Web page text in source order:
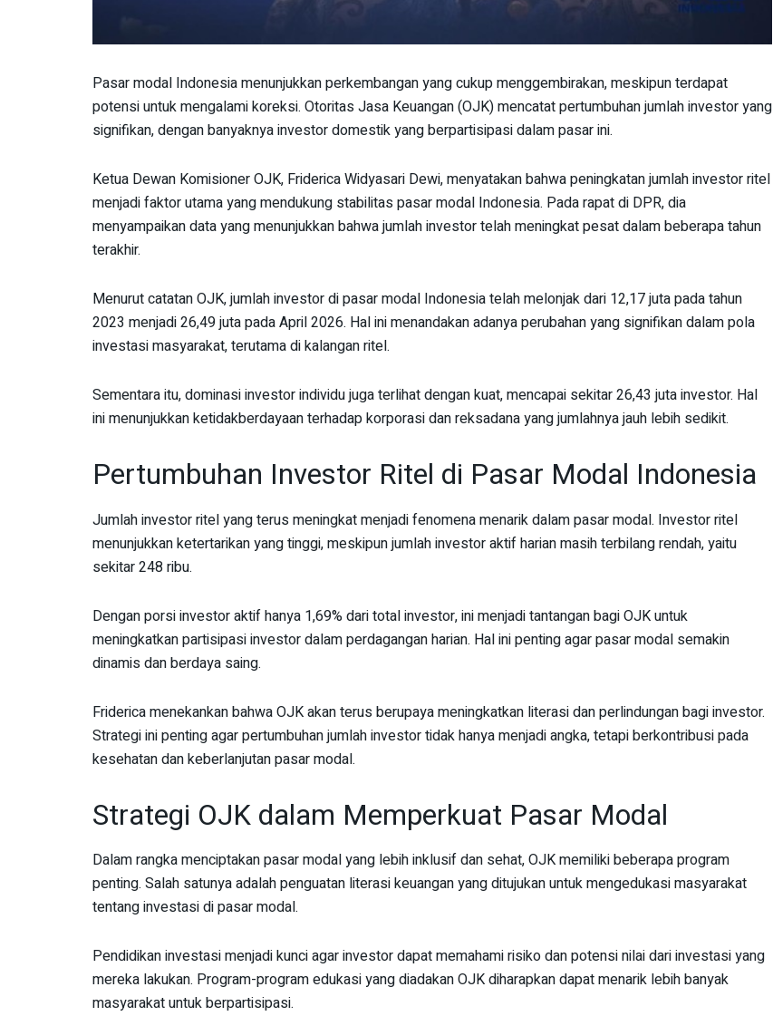
Pasar modal Indonesia menunjukkan perkembangan yang cukup menggembirakan, meskipun terdapat
potensi untuk mengalami koreksi. Otoritas Jasa Keuangan (OJK) mencatat pertumbuhan jumlah investor yang
signifikan, dengan banyaknya investor domestik yang berpartisipasi dalam pasar ini.
Ketua Dewan Komisioner OJK, Friderica Widyasari Dewi, menyatakan bahwa peningkatan jumlah investor ritel
menjadi faktor utama yang mendukung stabilitas pasar modal Indonesia. Pada rapat di DPR, dia
menyampaikan data yang menunjukkan bahwa jumlah investor telah meningkat pesat dalam beberapa tahun
terakhir.
Menurut catatan OJK, jumlah investor di pasar modal Indonesia telah melonjak dari 12,17 juta pada tahun
2023 menjadi 26,49 juta pada April 2026. Hal ini menandakan adanya perubahan yang signifikan dalam pola
investasi masyarakat, terutama di kalangan ritel.
Sementara itu, dominasi investor individu juga terlihat dengan kuat, mencapai sekitar 26,43 juta investor. Hal
ini menunjukkan ketidakberdayaan terhadap korporasi dan reksadana yang jumlahnya jauh lebih sedikit.
Pertumbuhan Investor Ritel di Pasar Modal Indonesia
Jumlah investor ritel yang terus meningkat menjadi fenomena menarik dalam pasar modal. Investor ritel
menunjukkan ketertarikan yang tinggi, meskipun jumlah investor aktif harian masih terbilang rendah, yaitu
sekitar 248 ribu.
Dengan porsi investor aktif hanya 1,69% dari total investor, ini menjadi tantangan bagi OJK untuk
meningkatkan partisipasi investor dalam perdagangan harian. Hal ini penting agar pasar modal semakin
dinamis dan berdaya saing.
Friderica menekankan bahwa OJK akan terus berupaya meningkatkan literasi dan perlindungan bagi investor.
Strategi ini penting agar pertumbuhan jumlah investor tidak hanya menjadi angka, tetapi berkontribusi pada
kesehatan dan keberlanjutan pasar modal.
Strategi OJK dalam Memperkuat Pasar Modal
Dalam rangka menciptakan pasar modal yang lebih inklusif dan sehat, OJK memiliki beberapa program
penting. Salah satunya adalah penguatan literasi keuangan yang ditujukan untuk mengedukasi masyarakat
tentang investasi di pasar modal.
Pendidikan investasi menjadi kunci agar investor dapat memahami risiko dan potensi nilai dari investasi yang
mereka lakukan. Program-program edukasi yang diadakan OJK diharapkan dapat menarik lebih banyak
masyarakat untuk berpartisipasi.